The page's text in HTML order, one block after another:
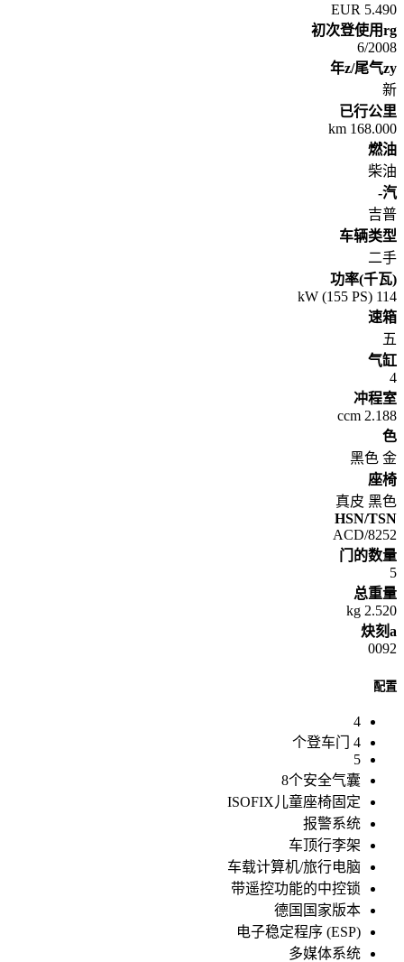
5.490 EUR
初次登使用rg
6/2008
年z/尾气zy
新
已行公里
168.000 km
燃油
柴油
汽-
吉普
车辆类型
二手
功率(千瓦)
114 kW (155 PS)
速箱
五
气缸
4
冲程室
2.188 ccm
色
黑色 金
座椅
真皮 黑色
HSN/TSN
8252/ACD
门的数量
5
总重量
2.520 kg
炔刻a
0092
配置
4
4 个登车门
5
8个安全气囊
ISOFIX儿童座椅固定
报警系统
车顶行李架
车载计算机/旅行电脑
带遥控功能的中控锁
德国国家版本
电子稳定程序 (ESP)
多媒体系统